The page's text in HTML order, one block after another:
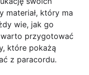
materiał, który ma
wie, jak go
przygotować
które pokażą
z paracordu.